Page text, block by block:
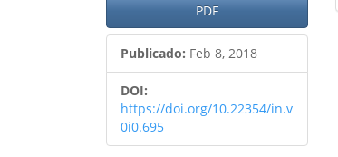
PDF
Publicado: Feb 8, 2018
DOI:
https://doi.org/10.22354/in.v
0i0.695